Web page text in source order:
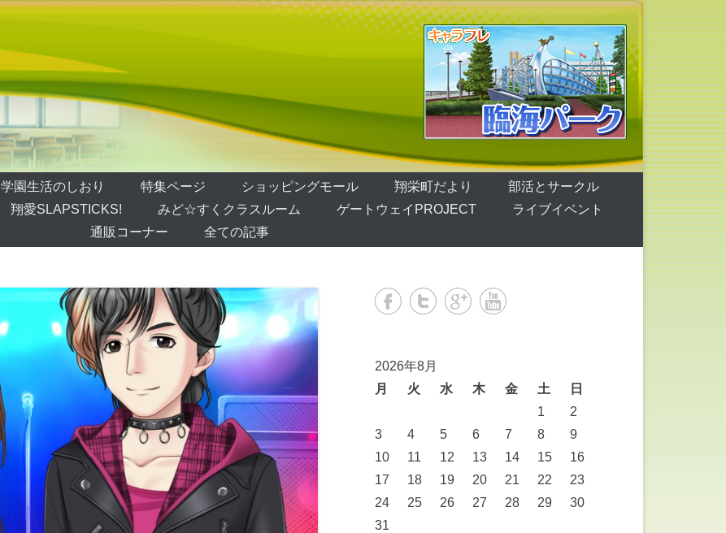
学園生活のしおり 特集ページ ショッピングモール 翔栄町だより
部活とサークル
翔愛SLAPSTICKS! みど☆すくクラスルーム ゲートウェイPROJECT
ライブイベント
通販コーナー
全ての記事
2026年8月
月
火 水 木 金 土
日
1
2
3
4 5 6 7 8
9
10
11 12 13 14 15
16
17
18 19 20 21 22
23
24
25 26 27 28 29
30
31